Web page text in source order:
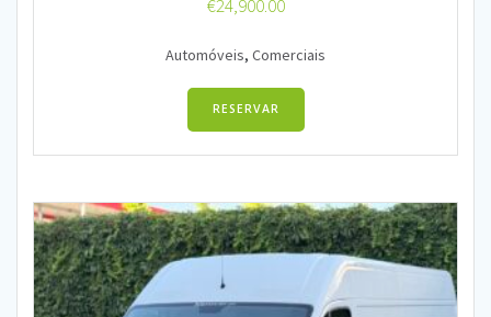
€24,900.00
Automóveis, Comerciais
RESERVAR